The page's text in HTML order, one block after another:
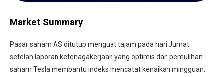
Market Summary
Pasar saham AS ditutup menguat tajam pada hari Jumat
setelah laporan ketenagakerjaan yang optimis dan pemulihan
saham Tesla membantu indeks mencatat kenaikan mingguan.